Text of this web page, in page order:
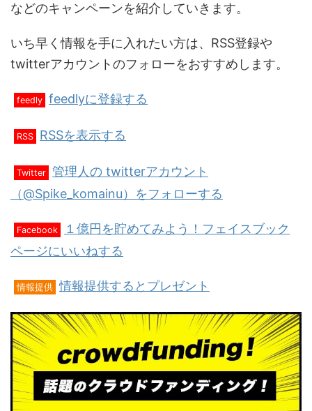
などのキャンペーンを紹介していきます。
いち早く情報を手に入れたい方は、RSS登録や
twitterアカウントのフォローをおすすめします。
feedly feedlyに登録する
RSS RSSを表示する
Twitter 管理人の twitterアカウント
（@Spike_komainu）をフォローする
Facebook
１億円を貯めてみよう！フェイスブック
ページにいいねする
情報提供 情報提供するとプレゼント